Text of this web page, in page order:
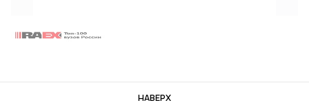
НАВЕРХ